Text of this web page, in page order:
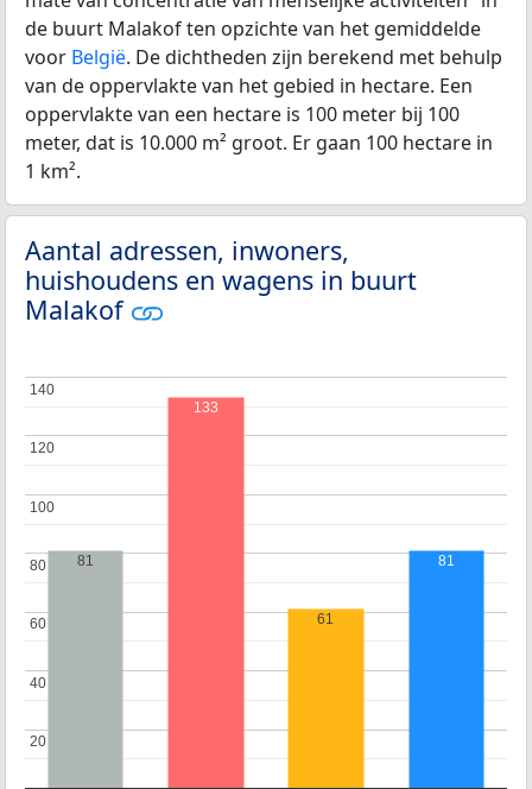
de buurt Malakof ten opzichte van het gemiddelde
voor België. De dichtheden zijn berekend met behulp
van de oppervlakte van het gebied in hectare. Een
oppervlakte van een hectare is 100 meter bij 100
meter, dat is 10.000 m² groot. Er gaan 100 hectare in
1 km².
Aantal adressen, inwoners,
huishoudens en wagens in buurt
Malakof
20
20
40
40
60
60
80
80
100
100
120
120
140
140
81
133
61
81